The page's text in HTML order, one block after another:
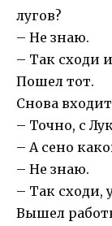
лугов?
– Не знаю.
– Так сходи
Пошел тот.
Снова
– Точно, с
– А сено
– Не знаю.
– Так сходи,
Вышел